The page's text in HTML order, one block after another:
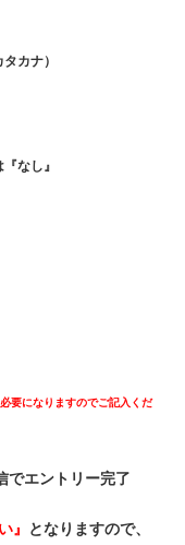
カナ）
なし』
要になりますのでご記入くだ
でエントリー完了
』
となりますので、